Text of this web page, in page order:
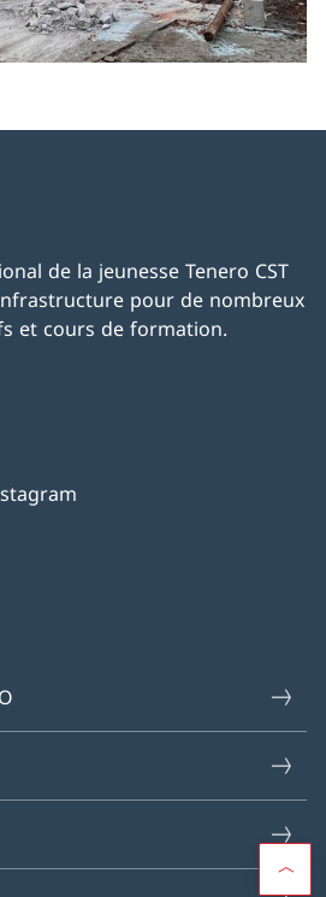
de la jeunesse Tenero CST
pour de nombreux
et cours de formation.